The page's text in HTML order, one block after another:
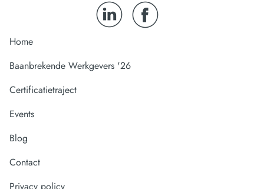
Home
Baanbrekende Werkgevers '26
Certificatietraject
Events
Blog
Contact